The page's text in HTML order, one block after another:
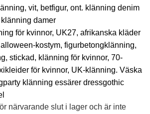
vit, betfigur, ont. klänning denim
damer
för kvinnor, UK27, afrikanska kläder
kostym, figurbetongklänning,
stickad, klänning för kvinnor, 70-
för kvinnor, UK-klänning. Väska
klänning essärer dressgothic
närvarande slut i lager och är inte